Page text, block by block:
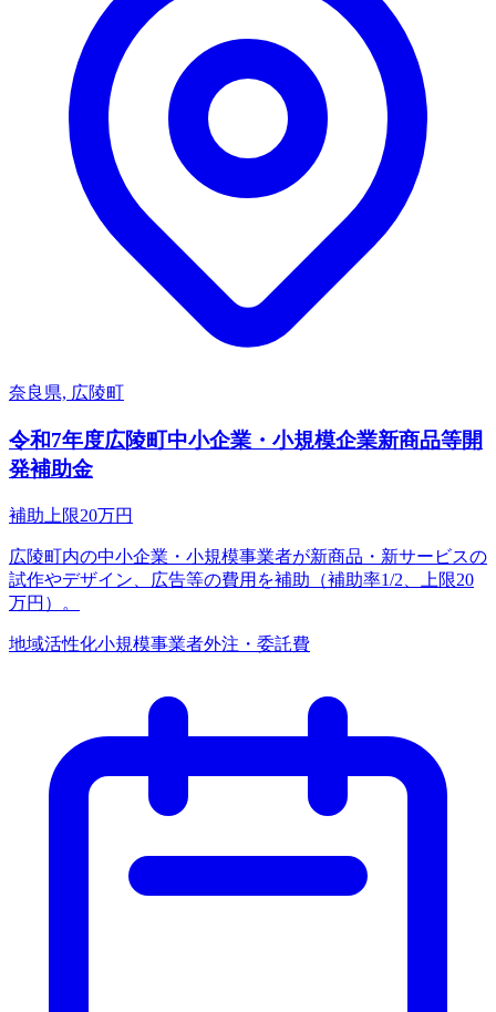
奈良県, 広陵町
令和7年度広陵町中小企業・小規模企業新商品等開
発補助金
補助上限20万円
広陵町内の中小企業・小規模事業者が新商品・新サービスの
試作やデザイン、広告等の費用を補助（補助率1/2、上限20
万円）。
地域活性化小規模事業者外注・委託費